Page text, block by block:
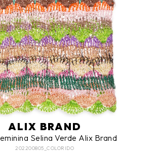
ALIX BRAND
Selina Verde Alix Brand
202200805_COLORIDO